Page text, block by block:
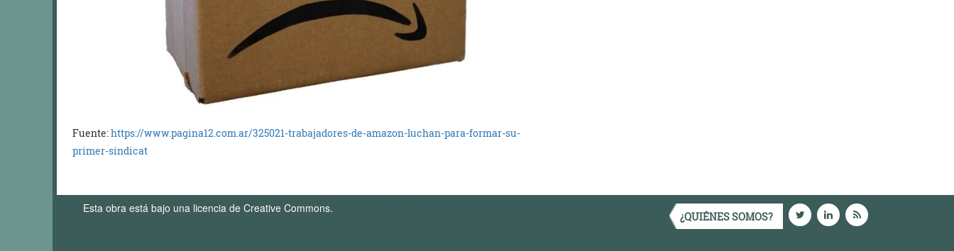
Fuente:https://www.pagina12.com.ar/325021-trabajadores-de-amazon-luchan-para-formar-su-
primer-sindicat
Esta obra está bajo una licencia de Creative Commons.
¿QUIÉNES SOMOS?